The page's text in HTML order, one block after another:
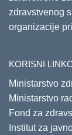
zdravstvenog
organizacije
KORISNI
Ministarstvo
Ministarstvo
Fond za
Institut za